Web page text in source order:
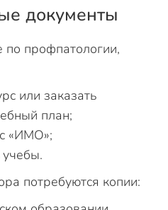
документы
по профпатологии,
или заказать
план;
«ИМО»;
учебы.
потребуются копии: